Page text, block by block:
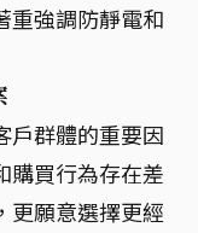
重強調防靜電和
戶群體的重要因
購買行為存在差
更願意選擇更經